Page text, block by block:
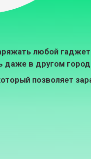
любой
даже в другом
позволяет